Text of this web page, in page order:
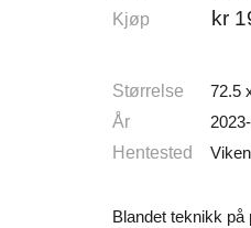
Kjøp kr
Størrelse
72.5
År
Hentested
Viken
Blandet teknikk på